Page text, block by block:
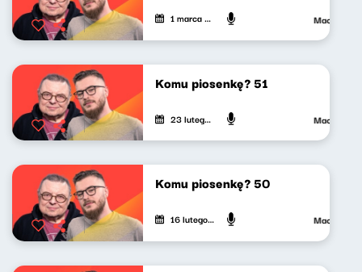
1 marca 2024 Maciej
Komu piosenkę? 51
23 lutego 2024 Maciej
Komu piosenkę? 50
16 lutego 2024 Maciej